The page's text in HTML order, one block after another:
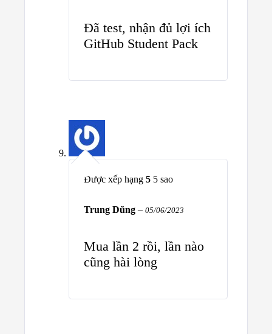
Đã test, nhận đủ lợi ích
GitHub Student Pack
Được xếp hạng 5 5 sao
Trung Dũng – 05/06/2023
Mua lần 2 rồi, lần nào
cũng hài lòng